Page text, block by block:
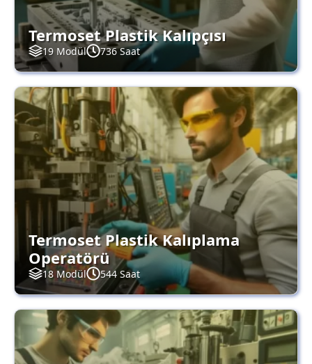
Termoset Plastik Kalıpçısı
19 Modül 736 Saat
Termoset Plastik Kalıplama
Operatörü
18 Modül 544 Saat